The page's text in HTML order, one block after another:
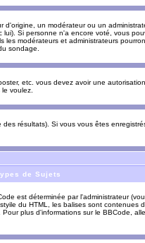
un modérateur ou un
Si personne n'a encore voté, vous
modérateurs et administrateurs
sondage.
etc. vous devez avoir une
voulez.
résultats). Si vous vous êtes
de Sujets
est déterminée par l'administrateur
du HTML, les balises sont contenues
plus d'informations sur le BBCode,